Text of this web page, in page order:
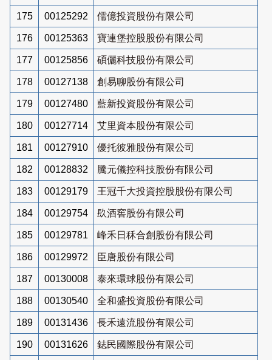
175 00125292 儒億投資股份有限公司
176 00125363 寶連堡控股股份有限公司
177 00125856 碩儷科技股份有限公司
178 00127138 創易聊股份有限公司
179 00127480 藍新投資股份有限公司
180 00127714 艾里資本股份有限公司
181 00127910 優托彼雅股份有限公司
182 00128832 騰元儀控科技股份有限公司
183 00129179 王冠千大投資控股股份有限公司
184 00129754 镹酒窖股份有限公司
185 00129781 峰禾日秝合創股份有限公司
186 00129972 臣唐股份有限公司
187 00130008 泰來環球股份有限公司
188 00130540 全和盛投資股份有限公司
189 00131436 長禾遠流股份有限公司
190 00131626 鋕民國際股份有限公司